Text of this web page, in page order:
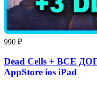
990 ₽
Dead Cells + ВСЕ
AppStore ios iPad